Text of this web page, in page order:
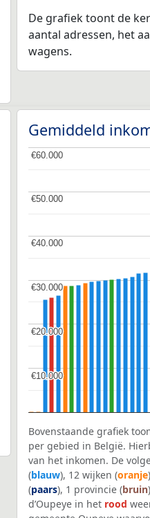
De grafiek toont de
aantal adressen, het
wagens.
Gemiddeld
€10.000
€10.000
€20.000
€20.000
€30.000
€30.000
€40.000
€40.000
€50.000
€50.000
€60.000
€60.000
Bovenstaande grafiek
per gebied in België.
van het inkomen. De
(blauw), 12 wijken (oranje
(paars), 1 provincie (bruin
d’Oupeye in het rood